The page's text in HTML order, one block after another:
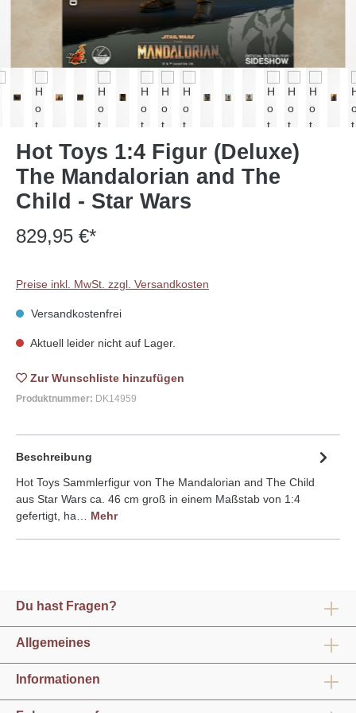
Hot Toys 1:4 Figur (Deluxe)
The Mandalorian and The
Child - Star Wars
829,95 €*
Preise inkl. MwSt. zzgl. Versandkosten
Versandkostenfrei
Aktuell leider nicht auf Lager.
Zur Wunschliste
Produktnummer: DK14959
Beschreibung
Hot Toys Sammlerfigur von The Mandalorian and The Child
aus Star Wars ca. 46 cm groß in einem Maßstab von 1:4
gefertigt, ha… Mehr
Du hast Fragen?
Allgemeines
Informationen